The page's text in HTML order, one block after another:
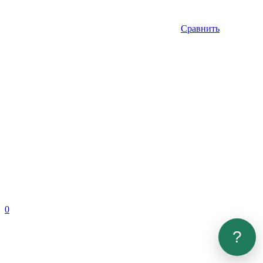
Сравнить
0
?